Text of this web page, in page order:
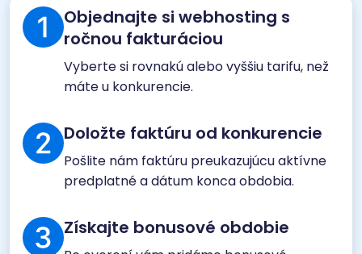
Objednajte si webhosting s
ročnou fakturáciou
Vyberte si rovnakú alebo vyššiu tarifu, než
máte u konkurencie.
Doložte faktúru od konkurencie
Pošlite nám faktúru preukazujúcu aktívne
predplatné a dátum konca obdobia.
Získajte bonusové obdobie